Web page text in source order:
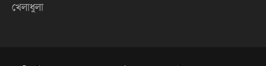
খেলাধুলা